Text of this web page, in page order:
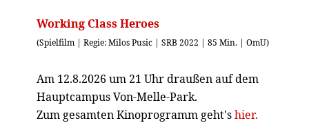
Working Class Heroes
(Spielfilm | Regie: Milos Pusic | SRB 2022 | 85 Min. | OmU)
Am 12.8.2026 um 21 Uhr draußen auf dem
Hauptcampus Von-Melle-Park.
Zum gesamten Kinoprogramm geht'shier.